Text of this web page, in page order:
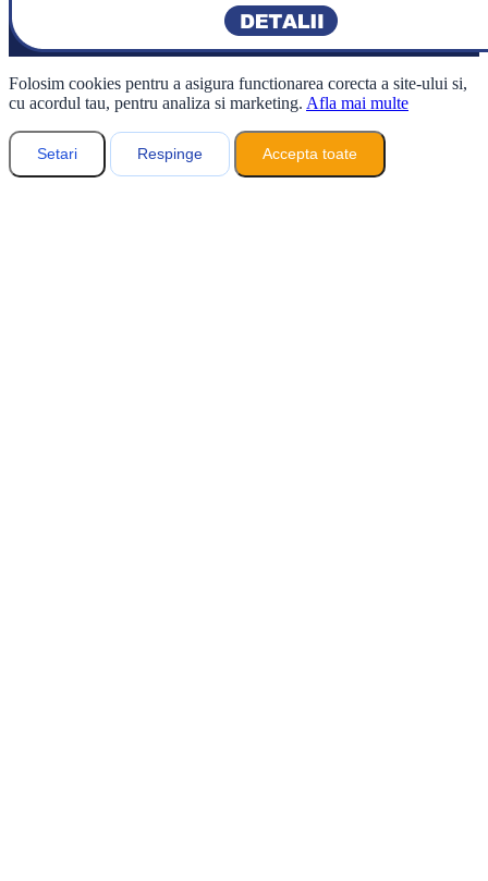
Folosim cookies pentru a asigura functionarea corecta a site-ului si,
cu acordul tau, pentru analiza si marketing. Afla mai multe
Setari Respinge Accepta toate